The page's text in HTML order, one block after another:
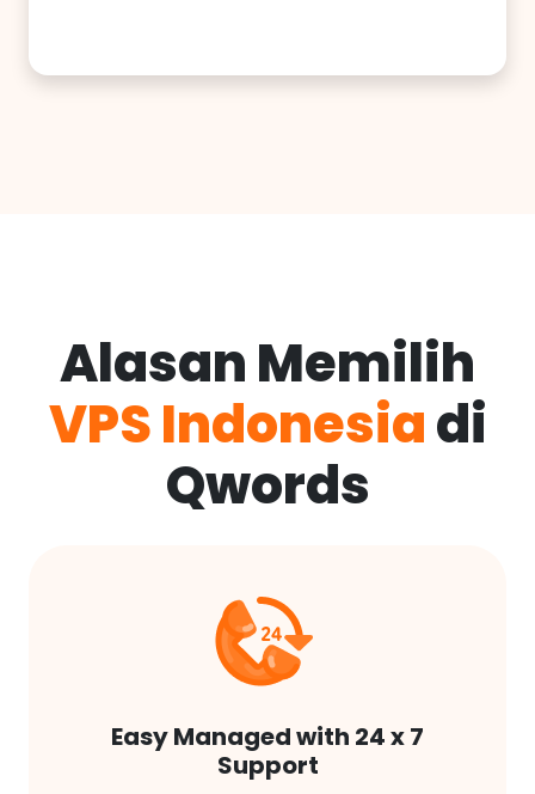
Alasan Memilih
VPS Indonesiadi
Qwords
Easy Managed with 24 x 7
Support